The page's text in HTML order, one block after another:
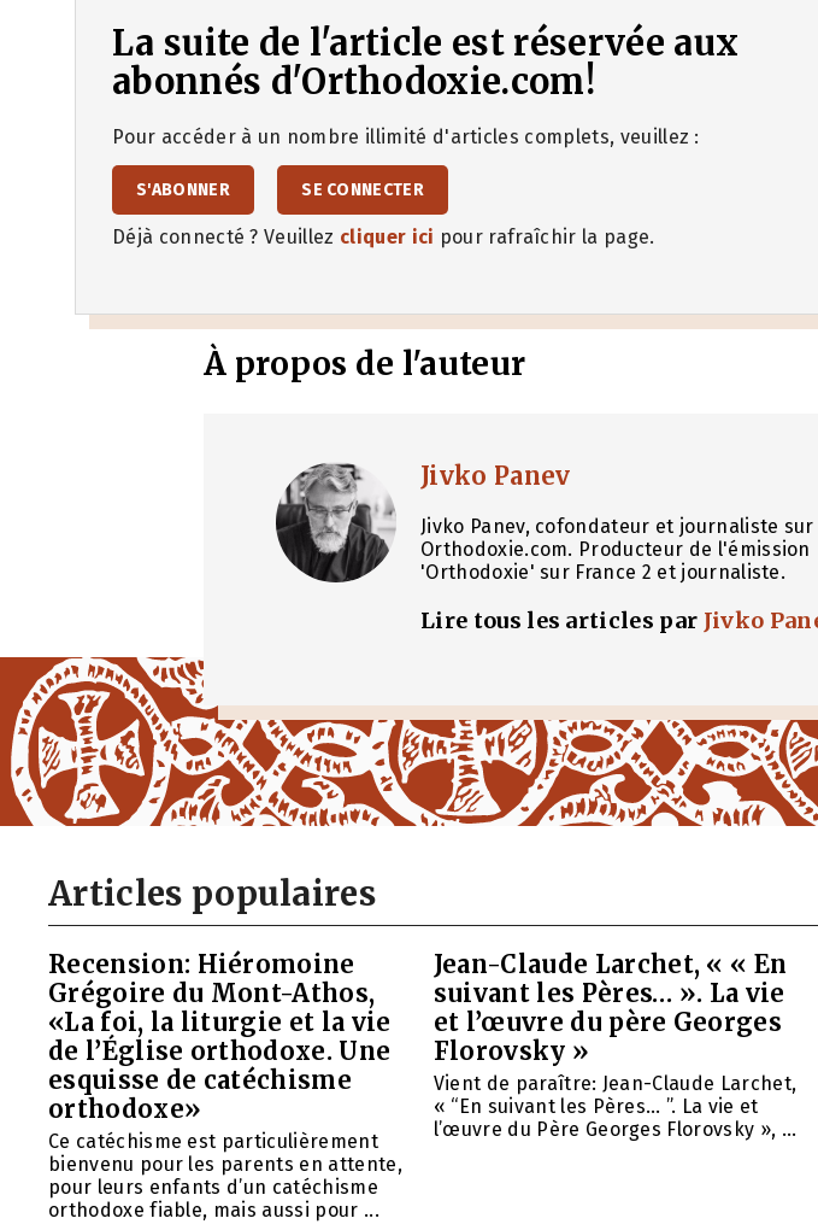
La suite de l'article est réservée aux
abonnés d'Orthodoxie.com!
Pour accéder à un nombre illimité d'articles complets, veuillez :
S'ABONNER SE CONNECTER
Déjà connecté ? Veuillez cliquer ici pour rafraîchir la page.
À propos de l'auteur
Jivko Panev
Jivko Panev, cofondateur et journaliste sur
Orthodoxie.com. Producteur de l'émission
'Orthodoxie' sur France 2 et journaliste.
Lire tous les articles par Jivko
Articles populaires
Recension: Hiéromoine
Grégoire du Mont-Athos,
«La foi, la liturgie et la vie
de l’Église orthodoxe. Une
esquisse de catéchisme
orthodoxe»
Ce catéchisme est particulièrement
bienvenu pour les parents en attente,
pour leurs enfants d’un catéchisme
orthodoxe fiable, mais aussi pour ...
Jean-Claude Larchet, « « En
suivant les Pères… ». La vie
et l’œuvre du père Georges
Florovsky »
Vient de paraître: Jean-Claude Larchet,
« “En suivant les Pères… ”. La vie et
l’œuvre du Père Georges Florovsky », ...